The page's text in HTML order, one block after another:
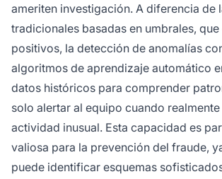
ameriten investigación. A diferencia de
tradicionales basadas en umbrales,
positivos, la detección de anomalías
algoritmos de aprendizaje automático
datos históricos para comprender
solo alertar al equipo cuando
actividad inusual. Esta capacidad es
valiosa para la prevención del fraude,
puede identificar esquemas